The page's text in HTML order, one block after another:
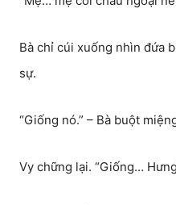
Bà chỉ cúi xuống nhìn đứa
sự.
“Giống nó.” – Bà buột
Vy chững lại. “Giống…